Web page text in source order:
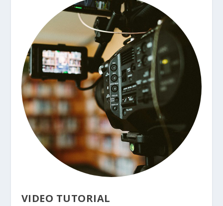
VIDEO TUTORIAL